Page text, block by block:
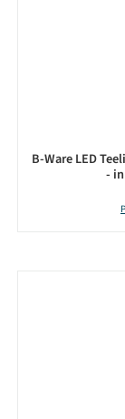
B-Ware LED
-